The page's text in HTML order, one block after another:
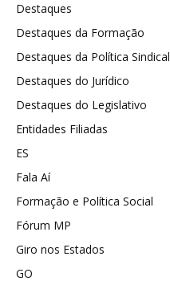
Destaques
Destaques da Formação
Destaques da Política Sindical
Destaques do Jurídico
Destaques do Legislativo
Entidades Filiadas
ES
Fala Aí
Formação e Política Social
Fórum MP
Giro nos Estados
GO